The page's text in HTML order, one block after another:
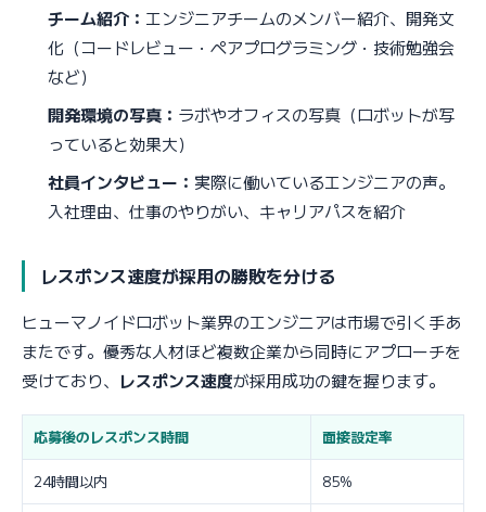
チーム紹介： エンジニアチームのメンバー紹介、開発文
化（コードレビュー・ペアプログラミング・技術勉強会
など）
開発環境の写真： ラボやオフィスの写真（ロボットが写
っていると効果大）
社員インタビュー： 実際に働いているエンジニアの声。
入社理由、仕事のやりがい、キャリアパスを紹介
レスポンス速度が採用の勝敗を分ける
ヒューマノイドロボット業界のエンジニアは市場で引く手あ
またです。優秀な人材ほど複数企業から同時にアプローチを
受けており、 レスポンス速度が採用成功の鍵を握ります。
応募後のレスポンス時間 面接設定率
24時間以内 85%